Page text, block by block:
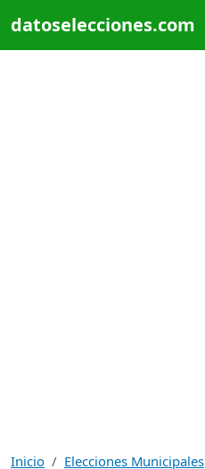
datoselecciones.com
Inicio Elecciones Municipales